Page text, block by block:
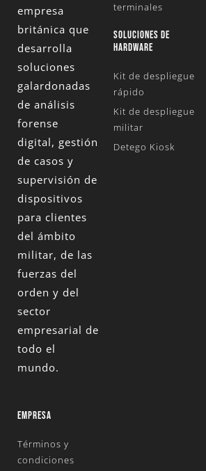
empresa
británica que
desarrolla
soluciones
galardonadas
de análisis
forense
digital, gestión
de casos y
supervisión de
dispositivos
para clientes
del ámbito
militar, de las
fuerzas del
orden y del
sector
empresarial de
todo el
mundo.
terminales
SOLUCIONES DE
HARDWARE
Kit de despliegue
rápido
Kit de despliegue
militar
Detego Kiosk
EMPRESA
Términos y
condiciones